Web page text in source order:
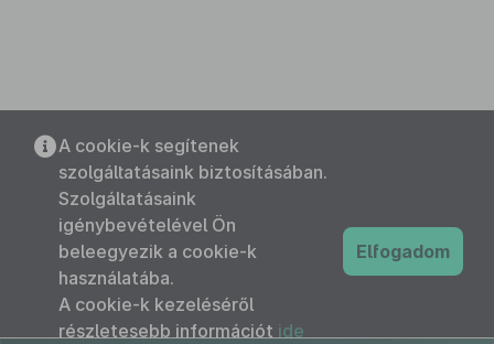
A cookie-k segítenek
szolgáltatásaink biztosításában.
Szolgáltatásaink
igénybevételével Ön
beleegyezik a cookie-k
használatába.
A cookie-k kezeléséről
részletesebb információt ide
Elfogadom